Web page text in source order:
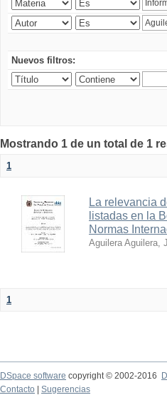
Nuevos filtros:
Mostrando 1 de un total de 1
1
La relevancia
listadas en la
Normas
Aguilera Aguilera,
1
DSpace software copyright © 2002-2016
Contacto
Sugerencias